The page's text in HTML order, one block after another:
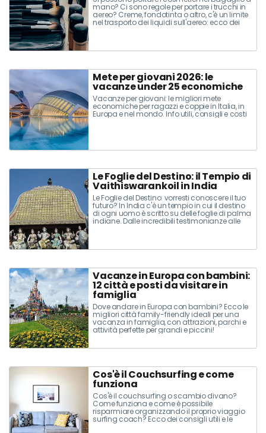
mano? Ci sono regole per portare i trucchi in
aereo? Creme, fondotinta o altro, c'è un limite
nel trasporto dei liquidi sull'aereo: ecco dei
consigli utili su quali trucchi portare e come
Mete per giovani 2026: le
vacanze under 25 economiche
Vacanze per giovani: le migliori mete
economiche per ragazzi e coppie in Italia, in
Europa e nel mondo. Info utili, consigli e costi
Le Foglie del Destino: il Tempio di
Vaithiswarankoil in India
Le Foglie del Destino: vorresti conoscere il tuo
futuro? In India c'è un tempio in cui il destino
di ogni uomo è scritto su delle foglie di palma
indiane. Dalle incredibili testimonianze alle
Vacanze in Europa con bambini:
12 città e posti da visitare in
famiglia
Dove andare in Europa con bambini? Ecco le
migliori città family-friendly ideali per una
vacanza in famiglia, con attrazioni, parchi e
attività perfette per grandi e piccini!
Cos'è il Couchsurfing e come
funziona
Cos'è il couchsurfing o scambio divano?
Come funziona e come è possibile
risparmiare organizzando il proprio viaggio
surfing coach? Ecco dei consigli utili e le
precauzioni da seguire per vacanze